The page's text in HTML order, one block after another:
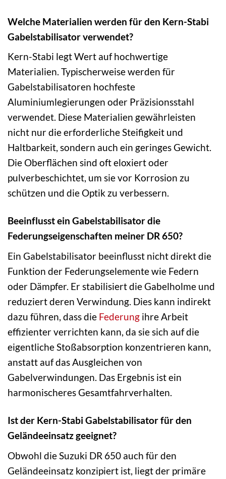
Welche Materialien werden für den Kern-Stabi
Gabelstabilisator verwendet?
Kern-Stabi legt Wert auf hochwertige
Materialien. Typischerweise werden für
Gabelstabilisatoren hochfeste
Aluminiumlegierungen oder Präzisionsstahl
verwendet. Diese Materialien gewährleisten
nicht nur die erforderliche Steifigkeit und
Haltbarkeit, sondern auch ein geringes Gewicht.
Die Oberflächen sind oft eloxiert oder
pulverbeschichtet, um sie vor Korrosion zu
schützen und die Optik zu verbessern.
Beeinflusst ein Gabelstabilisator die
Federungseigenschaften meiner DR 650?
Ein Gabelstabilisator beeinflusst nicht direkt die
Funktion der Federungselemente wie Federn
oder Dämpfer. Er stabilisiert die Gabelholme und
reduziert deren Verwindung. Dies kann indirekt
dazu führen, dass die Federung ihre Arbeit
effizienter verrichten kann, da sie sich auf die
eigentliche Stoßabsorption konzentrieren kann,
anstatt auf das Ausgleichen von
Gabelverwindungen. Das Ergebnis ist ein
harmonischeres Gesamtfahrverhalten.
Ist der Kern-Stabi Gabelstabilisator für den
Geländeeinsatz geeignet?
Obwohl die Suzuki DR 650 auch für den
Geländeeinsatz konzipiert ist, liegt der primäre